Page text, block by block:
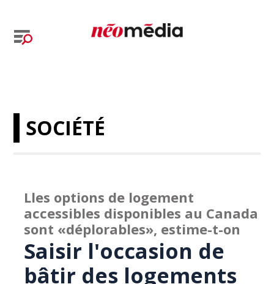
SOCIÉTÉ
Lles options de logement
accessibles disponibles au Canada
sont «déplorables», estime-t-on
Saisir l'occasion de
bâtir des logements